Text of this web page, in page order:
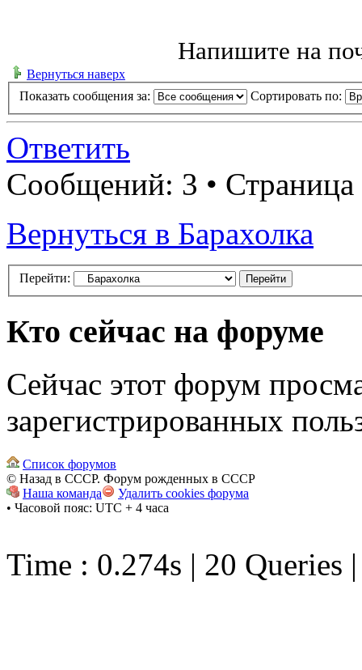
Напишите на
Вернуться наверх
Показать сообщения за:
Сортировать по:
Ответить
Сообщений: 3 • Страница
Вернуться в Барахолка
Перейти:
Кто сейчас на форуме
Сейчас этот форум
зарегистрированных
Список форумов
© Назад в СССР. Форум рожденных в СССР
Наша команда
Удалить cookies форума
• Часовой пояс: UTC + 4 часа
Time : 0.274s | 20 Queries